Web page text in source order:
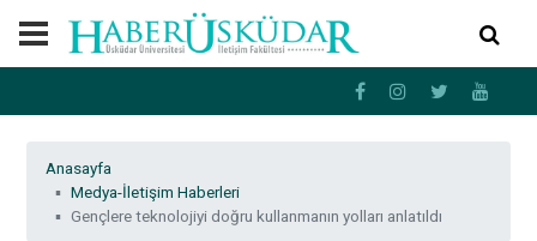
Anasayfa
Medya-İletişim Haberleri
Gençlere teknolojiyi doğru kullanmanın yolları anlatıldı